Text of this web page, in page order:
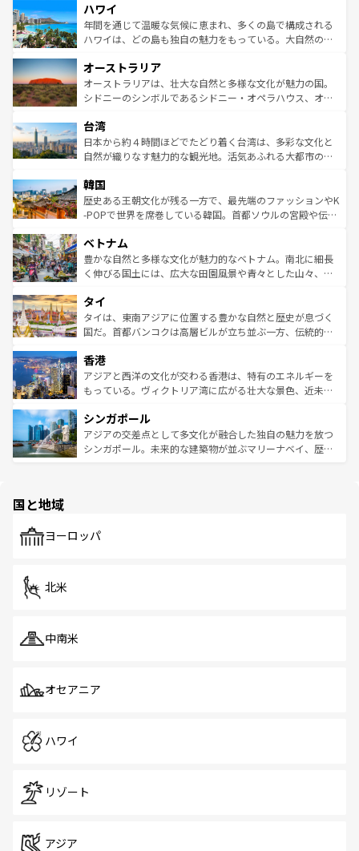
ば市内交通費無料で観光を楽しむこともできる。 なお、新
着のスイス情報はコンテンツ一覧 を参照してほしい。
のような巨大都市は、観光、ショッピング、エンターテイ
ンメントが詰まった刺激的なスポットだ。一方、アメリカ
西部には大自然が広がり、グランドキャニオンやイエロー
部のニューオーリンズでは、音楽と美食が融合した独特の
文化が魅力。旅行者はアメリカの各地域で異なる魅力を楽
しみながら、その多様性と豊かな歴史を感じることができ
ならではの贅沢な旅のスタイルだ。 なお、新着のアメリカ
情報はコンテンツ一覧を参照してほしい。
ハワイ
年間を通じて温暖な気候に恵まれ、多くの島で構成される
ハワイは、どの島も独自の魅力をもっている。大自然の神
ワイ島は見逃せない。また、定番の観光地といえばオアフ
島だが、静かな自然を求めるならマウイ島やカウアイ島が
おすすめ。エメラルドグリーンに輝く海をはじめ、豊かな
れるおもてなしの心で訪れる人々を迎えてくれるハワイの
人々、おいしいローカルフードやハワイアンミュージッ
ク、伝統的なフラダンスなど、すべてがハワイの魅力を彩
ワイを、存分に味わってほしい。 なお、新着のハワイ情報
はコンテンツ一覧を参照してほしい。
オーストラリア
オーストラリアは、壮大な自然と多様な文化が魅力の国。
シドニーのシンボルであるシドニー・オペラハウス、オー
リアリーフや大陸中央部にそびえるウルル（エアーズロッ
ク）、タスマニアの美しい原生林やケアンズの熱帯雨林な
ど、見どころがたくさん。また、カフェやワイン、オージ
いる。アクティビティも充実しており、サーフィンやダイ
ビング、ハイキングなど、アウトドア好きにはたまらな
い。オーストラリアの多彩な魅力を存分に味わいつくそ
参照してほしい。
台湾
日本から約４時間ほどでたどり着く台湾は、多彩な文化と
自然が織りなす魅力的な観光地。活気あふれる大都市の台
ン）、静ひつな山岳地帯である台湾東部など、都市の喧騒
と山間の静けさが共存しており、訪れる人に新しい発見と
驚きをもたらしてくれる。また、奥深い台湾の食文化も魅
容にもいいと評判のスイーツなど、バラエティ豊かな料理
が味わえる。 なお、新着の台湾情報は コンテンツ一覧を参
照してほしい。
韓国
歴史ある王朝文化が残る一方で、最先端のファッションやK
-POPで世界を席巻している韓国。首都ソウルの宮殿や伝統
き、地方に足を延ばせば四季折々の自然美を楽しむことが
できる。そして、キムチや焼肉、絶品のストリートフード
まで、さまざまな韓国料理が待っている。夜には、韓国な
リティに包まれながら、韓国の多彩な魅力を心ゆくまで味
わってみてほしい。 なお、新着の韓国情報はコンテンツ一
覧を参照してほしい。
ベトナム
豊かな自然と多様な文化が魅力的なベトナム。南北に細長
く伸びる国土には、広大な田園風景や青々とした山々、世
急速な発展と共に伝統が息づく。ハノイの古い町並みやホ
ーチミン市のフランス統治時代の建物も、独特の雰囲気を
醸し出している。また、バラエティの豊かさとおいしさで
とつ。フォーやバインミー、ベトナムコーヒーなどは、ぜ
ひ現地で味わいたい。どの地域を訪れてもあたたかい人々
が旅行者を迎えてくれるので、きっと忘れられない旅にな
参照してほしい。
タイ
タイは、東南アジアに位置する豊かな自然と歴史が息づく
国だ。首都バンコクは高層ビルが立ち並ぶ一方、伝統的な
の活気が交差している。北部ではチェンマイなどの山岳地
帯で自然と触れ合い、南部ではプーケットやクラビの美し
いビーチでリゾート気分を楽しむことができる。タイ料理
激する。気候は一年中温暖で、どの季節にも異なる楽しみ
が待っている。親しみやすいタイの人々、仏教を中心とし
た文化、そして多様な観光資源が、訪れる旅人を魅了し続
香港
アジアと西洋の文化が交わる香港は、特有のエネルギーを
もっている。ヴィクトリア湾に広がる壮大な景色、近未来
み、どこを訪れても感動するはず。観光スポットが密集し
ており、効率よく見どころを回れるのも魅力。息をのむよ
うな絶景から文化的な体験まで、香港を存分に楽しみ尽く
シンガポール
アジアの交差点として多文化が融合した独自の魅力を放つ
シンガポール。未来的な建築物が並ぶマリーナベイ、歴史
で、ホーカーズは地元の風情を楽しめる外せないスポット
国と地域
ヨーロッパ
北米
中南米
オセアニア
ハワイ
リゾート
アジア